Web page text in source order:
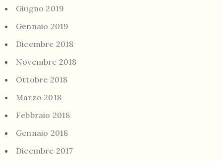
Giugno 2019
Gennaio 2019
Dicembre 2018
Novembre 2018
Ottobre 2018
Marzo 2018
Febbraio 2018
Gennaio 2018
Dicembre 2017